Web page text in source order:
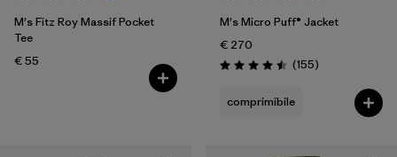
M's Fitz Roy Massif Pocket
Tee
€ 55
M's Micro Puff® Jacket
€ 270
Valutazione: 4.5 / 5
(155Recensioni
)
comprimibile